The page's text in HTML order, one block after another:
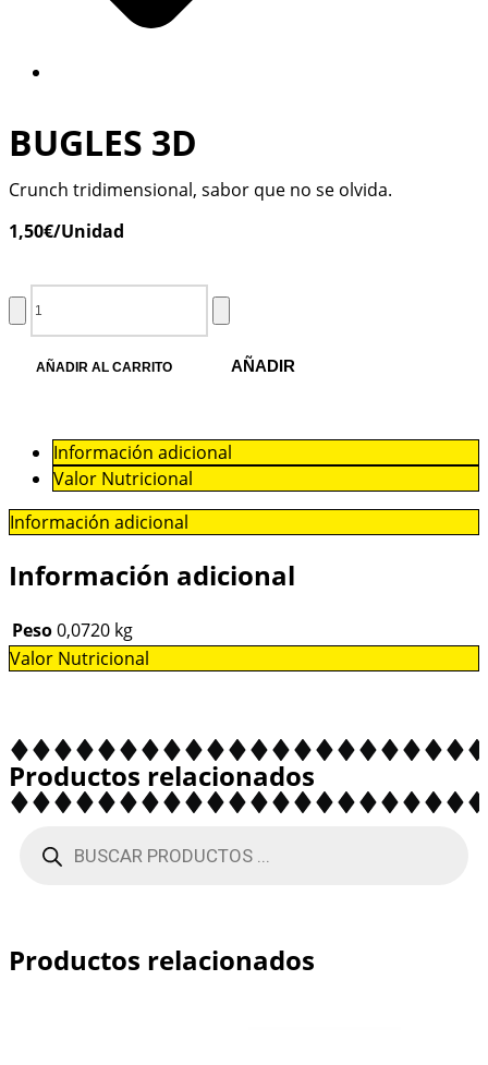
BUGLES 3D
Crunch tridimensional, sabor que no se olvida.
1,50€/Unidad
AÑADIR AL CARRITO AÑADIR
Información adicional
Valor Nutricional
Información adicional
Información adicional
Peso0,0720 kg
Valor Nutricional
Productos relacionados
Productos relacionados